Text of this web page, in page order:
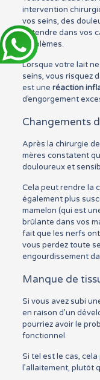
intervention
vos seins, des
s’étendre dans vos
problèmes.
Lorsque votre lait
seins, vous risquez
est une réaction
d’engorgement
Changements
Après la chirurgie
mères constatent
douloureux et
Cela peut rendre la
également plus
mamelon (qui est
brûlante dans vos
fait que les nerfs
vous perdez toute
engourdissement
Manque de
Si vous avez subi
en raison d’un
pourriez avoir le
fonctionnel.
Si tel est le cas,
l’allaitement, plutôt